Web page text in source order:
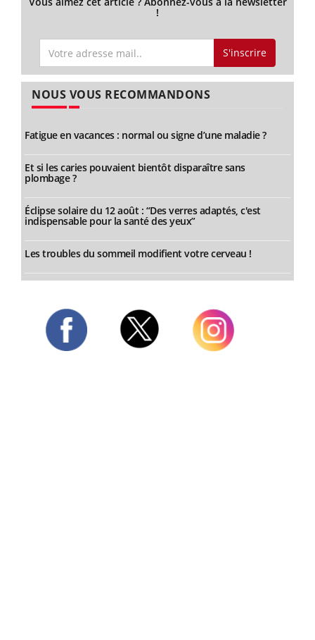
!
S'inscrire
NOUS VOUS RECOMMANDONS
Fatigue en vacances : normal ou signe d’une maladie ?
Et si les caries pouvaient bientôt disparaître sans
plombage ?
Éclipse solaire du 12 août : “Des verres adaptés, c'est
indispensable pour la santé des yeux”
Les troubles du sommeil modifient votre cerveau !